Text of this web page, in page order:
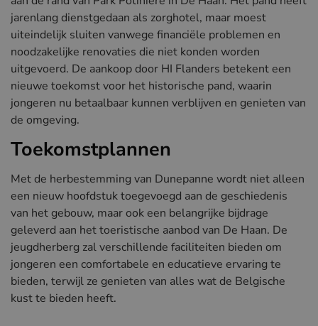
jarenlang dienstgedaan als zorghotel, maar moest
uiteindelijk sluiten vanwege financiële problemen en
noodzakelijke renovaties die niet konden worden
uitgevoerd. De aankoop door HI Flanders betekent een
nieuwe toekomst voor het historische pand, waarin
jongeren nu betaalbaar kunnen verblijven en genieten van
de omgeving.
Toekomstplannen
Met de herbestemming van Dunepanne wordt niet alleen
een nieuw hoofdstuk toegevoegd aan de geschiedenis
van het gebouw, maar ook een belangrijke bijdrage
geleverd aan het toeristische aanbod van De Haan. De
jeugdherberg zal verschillende faciliteiten bieden om
jongeren een comfortabele en educatieve ervaring te
bieden, terwijl ze genieten van alles wat de Belgische
kust te bieden heeft.